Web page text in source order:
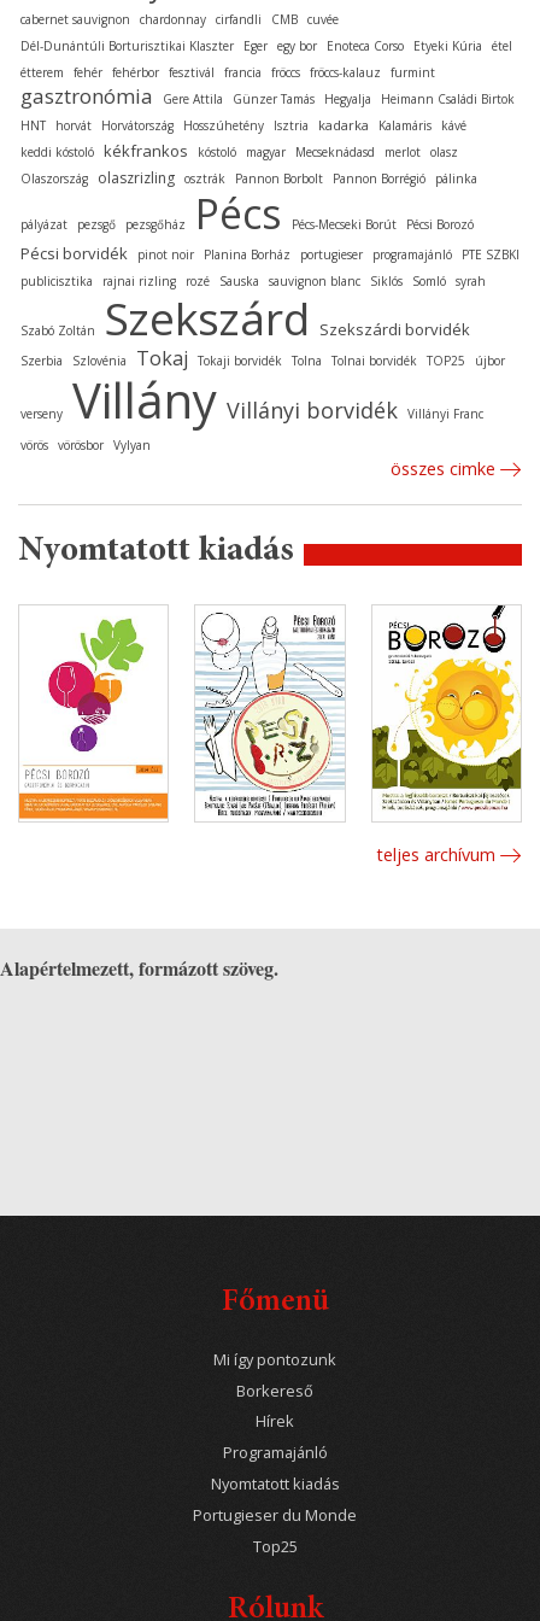
cabernet sauvignon chardonnay cirfandli CMB cuvée
Dél-Dunántúli Borturisztikai Klaszter
Eger egy bor Enoteca Corso Etyeki Kúria
étel
étterem
fehér fehérbor fesztivál francia fröccs fröccs-kalauz furmint
gasztronómia Gere Attila Günzer Tamás Hegyalja
Heimann Családi Birtok
HNT
horvát Horvátország Hosszúhetény Isztria kadarka Kalamáris
kávé
keddi kóstoló kékfrankos kóstoló magyar Mecseknádasd merlot olasz
Olaszország
olaszrizling osztrák Pannon Borbolt Pannon Borrégió pálinka
pályázat pezsgő pezsgőház Pécs Pécs-Mecseki Borút Pécsi Borozó
Pécsi borvidék pinot noir Planina Borház portugieser programajánló
PTE SZBKI
publicisztika
rajnai rizling rozé Sauska sauvignon blanc Siklós Somló syrah
Szabó Zoltán Szekszárd Szekszárdi borvidék
Szerbia Szlovénia Tokaj Tokaji borvidék Tolna Tolnai borvidék TOP25 újbor
verseny Villány Villányi borvidék Villányi Franc
vörös vörösbor Vylyan
összes cimke
Nyomtatott kiadás
teljes archívum
Alapértelmezett, formázott szöveg.
Főmenü
Mi így pontozunk
Borkereső
Hírek
Programajánló
Nyomtatott kiadás
Portugieser du Monde
Top25
Rólunk